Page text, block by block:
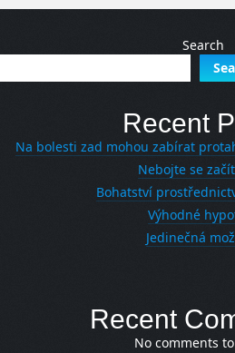
Search
Recent
Na bolesti zad mohou zabírat
Nebojte se
Bohatství
Výhodné
Jedinečná
Recent
No comments